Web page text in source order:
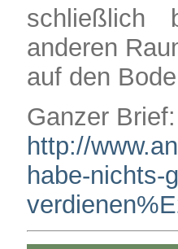
anderen
auf den
Ganzer Brief:
http://
habe-nichts-